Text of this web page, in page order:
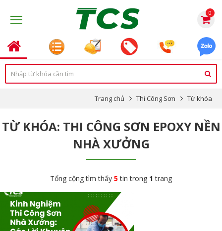
0
Trang chủ Thi Công Sơn Từ khóa
TỪ KHÓA: THI CÔNG SƠN EPOXY NỀN
NHÀ XƯỞNG
Tổng cộng tìm thấy 5tin trong 1 trang